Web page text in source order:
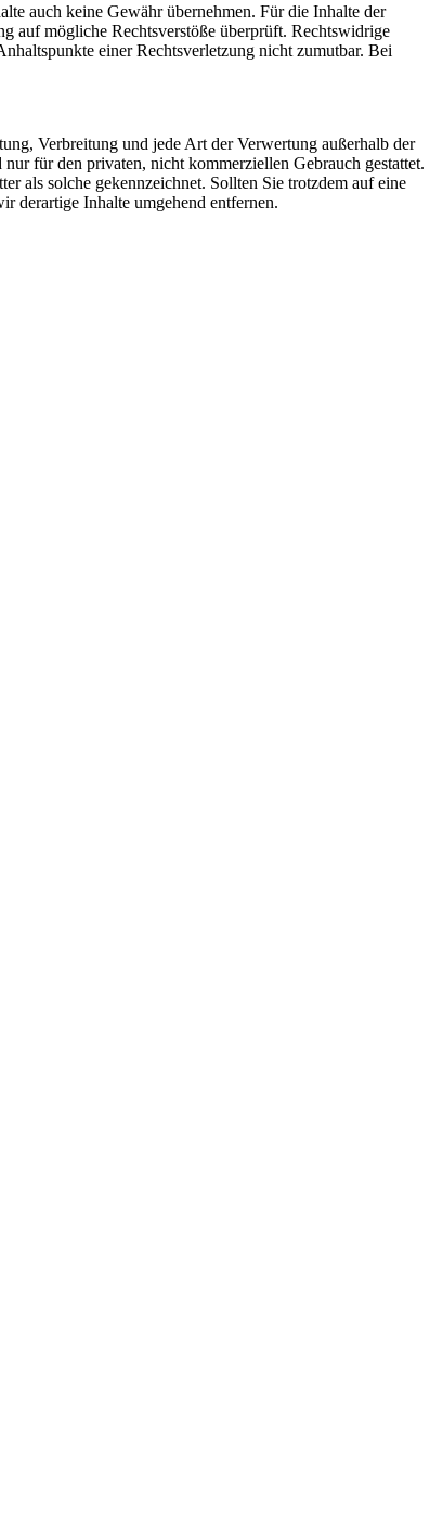
auch keine Gewähr übernehmen. Für die Inhalte der
auf mögliche Rechtsverstöße überprüft. Rechtswidrige
einer Rechtsverletzung nicht zumutbar. Bei
Verbreitung und jede Art der Verwertung außerhalb der
für den privaten, nicht kommerziellen Gebrauch gestattet.
als solche gekennzeichnet. Sollten Sie trotzdem auf eine
derartige Inhalte umgehend entfernen.